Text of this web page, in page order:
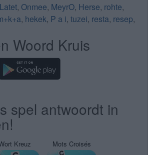
Latet, Onmee, MeyrO, Herse, rohte,
, hekek, P a i, tuzei, resta, resep,
Woord Kruis
spel antwoordt in
Kreuz Mots Croisés